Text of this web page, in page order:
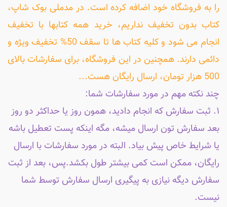
را به فروشگاه خود اضافه کرده است. در مدملی بوک شاپ،
کتاب بدون تخفیف نداریم، خرید همه کتابها با تخفیف
انجام می شود و کلیه کتاب ها تا سقف 50% تخفیف ویژه و
دائمی دارند. همچنین در این فروشگاه، برای سفارشات بالای
500 هزار تومان، ارسال رایگان هست...
چند نکته مهم در مورد سفارشات شما:
۱. ثبت سفارش که انجام دادید، همون روز یا حداکثر دو روز
بعد سفارش تون ارسال میشه، مگه اینکه پست تعطیل باشه
یا شرایط خاص پیش بیاد. البته در مورد سفارشات با ارسال
رایگان، ممکن است کمی بیشتر طول بکشد.پس، بعد از ثبت
سفارش دیگه نیازی به پیگیری ارسال سفارش توسط شما
نیست.